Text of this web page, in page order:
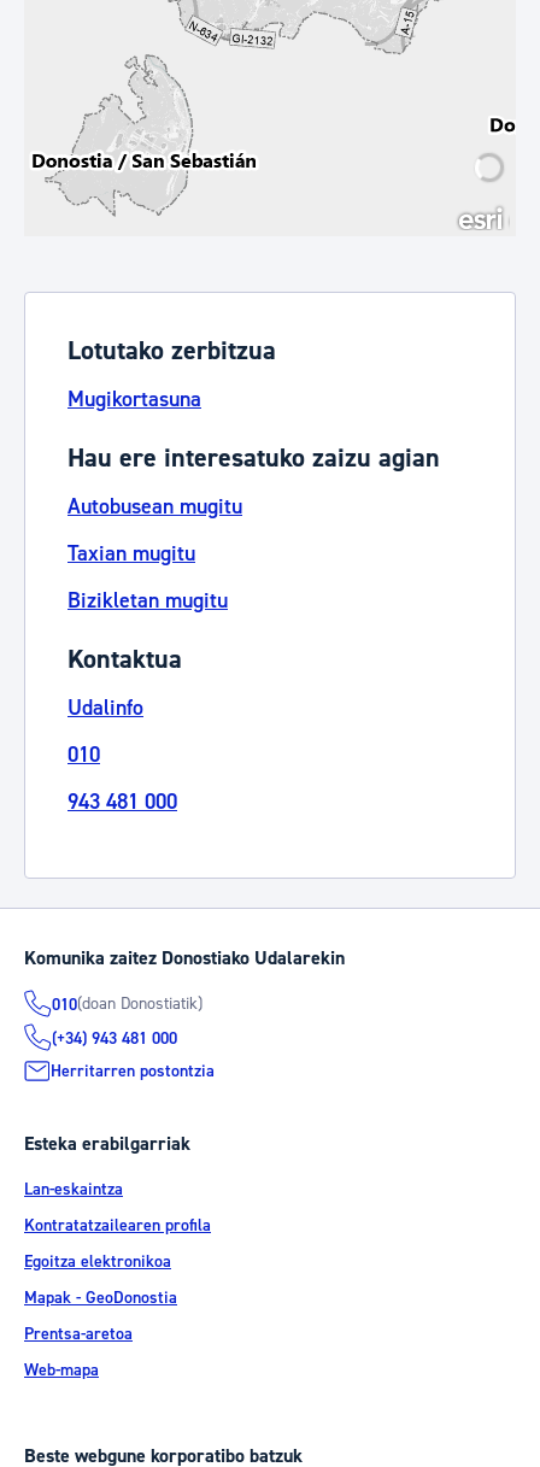
Lotutako zerbitzua
Mugikortasuna
Hau ere interesatuko zaizu agian
Autobusean mugitu
Taxian mugitu
Bizikletan mugitu
Kontaktua
Udalinfo
010
943 481 000
Komunika zaitez Donostiako Udalarekin
010(doan Donostiatik)
(+34) 943 481 000
Herritarren postontzia
Esteka erabilgarriak
Lan-eskaintza
Kontratatzailearen profila
Egoitza elektronikoa
Mapak - GeoDonostia
Prentsa-aretoa
Web-mapa
Beste webgune korporatibo batzuk